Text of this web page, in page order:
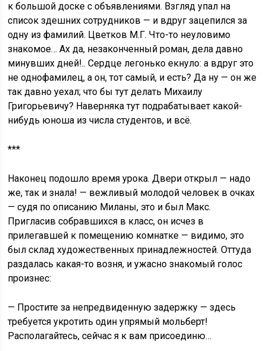
к большой доске с объявлениями. Взгляд упал на
список здешних сотрудников — и вдруг зацепился за
одну из фамилий. Цветков М.Г. Что-то неуловимо
знакомое… Ах да, незаконченный роман, дела давно
минувших дней!.. Сердце легонько екнуло: а вдруг это
не однофамилец, а он, тот самый, и есть? Да ну — он же
так давно уехал; что бы тут делать Михаилу
Григорьевичу? Наверняка тут подрабатывает какой-
нибудь юноша из числа студентов, и всё.
***
Наконец подошло время урока. Двери открыл — надо
же, так и знала! — вежливый молодой человек в очках
— судя по описанию Миланы, это и был Макс.
Пригласив собравшихся в класс, он исчез в
прилегавшей к помещению комнатке — видимо, это
был склад художественных принадлежностей. Оттуда
раздалась какая-то возня, и ужасно знакомый голос
произнес:
— Простите за непредвиденную задержку — здесь
требуется укротить один упрямый мольберт!
Располагайтесь, сейчас я к вам присоединю…